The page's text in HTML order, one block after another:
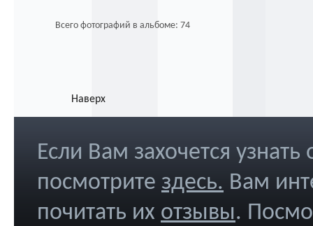
Всего фотографий в альбоме: 74
Наверх
Если Вам захочется
посмотрите здесь. Вам
почитать их отзывы.